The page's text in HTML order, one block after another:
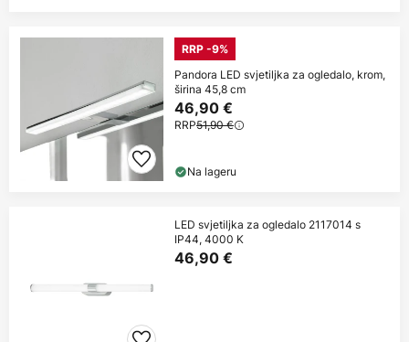
RRP -9%
Pandora LED svjetiljka za ogledalo, krom,
širina 45,8 cm
46,90 €
RRP51,90 €
Na lageru
LED svjetiljka za ogledalo 2117014 s
IP44, 4000 K
46,90 €